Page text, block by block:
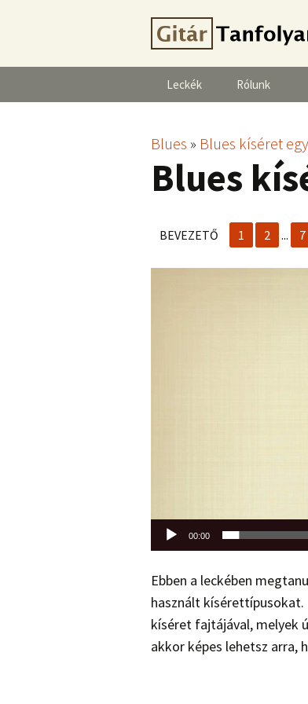
Leckék Rólunk
Blues » Blues kíséret
Blues
BEVEZETŐ 1 2 ... 7
00:00
Ebben a leckében
használt
kíséret fajtájával, melyek
akkor képes lehetsz arra,